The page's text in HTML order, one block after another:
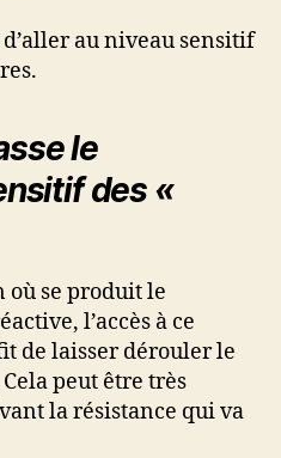
au niveau sensitif
le
des «
où se produit le
l’accès à ce
de laisser dérouler le
peut être très
la résistance qui va